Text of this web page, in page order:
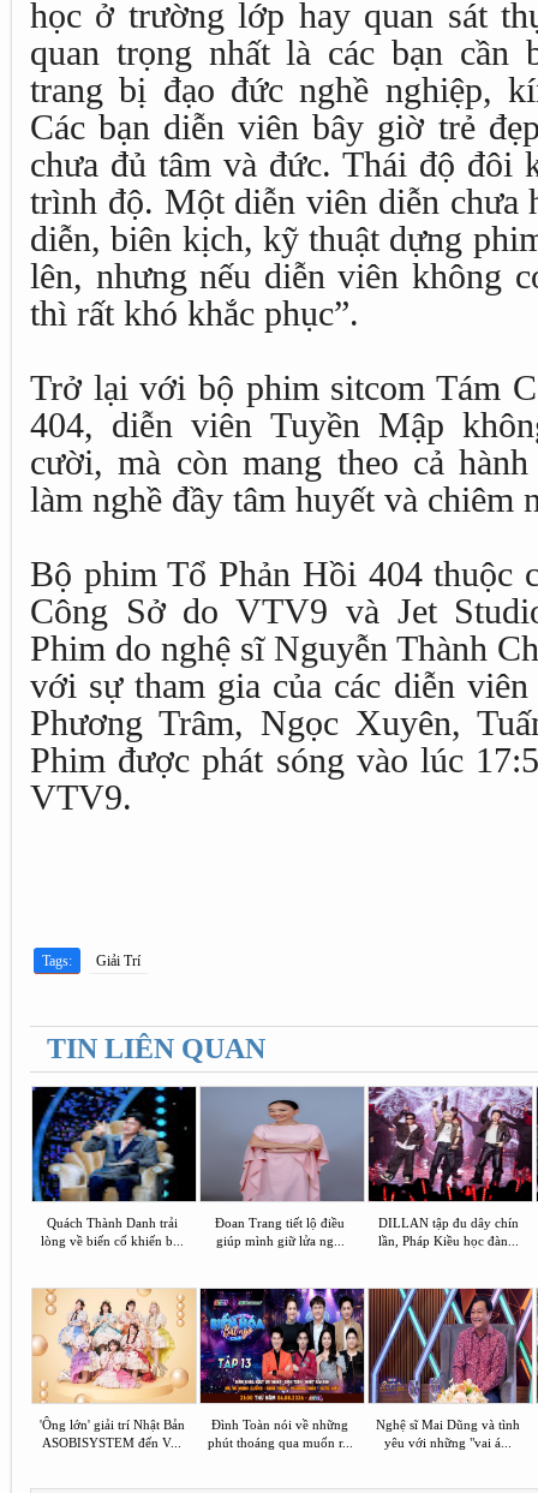
học ở trường lớp hay quan sát
quan trọng nhất là các bạn cần
trang bị đạo đức nghề nghiệp,
Các bạn diễn viên bây giờ trẻ
chưa đủ tâm và đức. Thái độ đôi
trình độ. Một diễn viên diễn chưa
diễn, biên kịch, kỹ thuật dựng
lên, nhưng nếu diễn viên không
thì rất khó khắc phục”.
Trở lại với bộ phim sitcom Tám
404, diễn viên Tuyền Mập
cười, mà còn mang theo cả
làm nghề đầy tâm huyết và chiêm
Bộ phim Tổ Phản Hồi 404 thuộc
Công Sở do VTV9 và Jet
Phim do nghệ sĩ Nguyễn Thành
với sự tham gia của các diễn
Phương Trâm, Ngọc Xuyên,
Phim được phát sóng vào lúc
VTV9.
Tags: Giải Trí
TIN LIÊN QUAN
Quách Thành Danh trải
lòng về biến cố khiến b...
Đoan Trang tiết lộ điều
giúp mình giữ lửa ng...
DILLAN tập đu dây chín
lần, Pháp Kiều học đàn...
'Ông lớn' giải trí Nhật Bản
ASOBISYSTEM đến V...
Đình Toàn nói về những
phút thoáng qua muốn r...
Nghệ sĩ Mai Dũng và tình
yêu với những "vai á...